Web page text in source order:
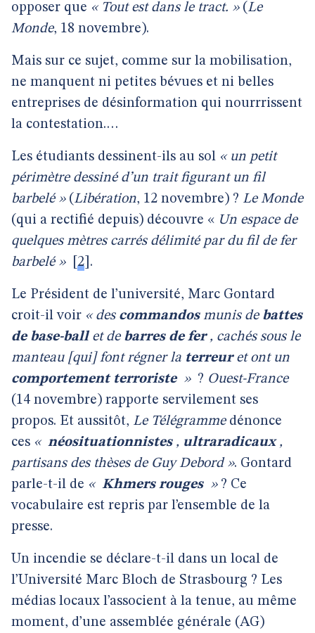
opposer que « Tout est dans le tract. »(Le
Monde, 18 novembre).
Mais sur ce sujet, comme sur la mobilisation,
ne manquent ni petites bévues et ni belles
entreprises de désinformation qui nourrrissent
la contestation.…
Les étudiants dessinent-ils au sol « un petit
périmètre dessiné d’un trait figurant un fil
barbelé »(Libération, 12 novembre) ? Le Monde
(qui a rectifié depuis) découvre « Un espace de
quelques mètres carrés délimité par du fil de fer
barbelé »
2 .
Le Président de l’université, Marc Gontard
croit-il voir « des commandos munis de battes
de base-ball et de barres de fer , cachés sous le
manteau [qui] font régner la terreur et ont un
comportement terroriste » ? Ouest-France
(14 novembre) rapporte servilement ses
propos. Et aussitôt, Le Télégrammedénonce
ces « néosituationnistes , ultraradicaux ,
partisans des thèses de Guy Debord ». Gontard
parle-t-il de « Khmers rouges »? Ce
vocabulaire est repris par l’ensemble de la
presse.
Un incendie se déclare-t-il dans un local de
l’Université Marc Bloch de Strasbourg ? Les
médias locaux l’associent à la tenue, au même
moment, d’une assemblée générale (AG)